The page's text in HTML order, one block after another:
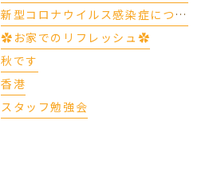
新型コロナウイルス感染症について
✿お家でのリフレッシュ✿
秋です
香港
スタッフ勉強会